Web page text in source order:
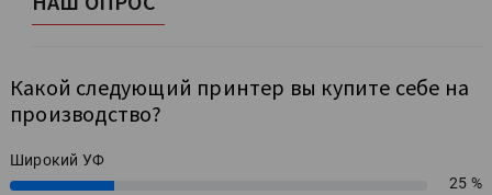
Какой следующий принтер вы купите себе на
производство?
Широкий УФ
25%
25 %